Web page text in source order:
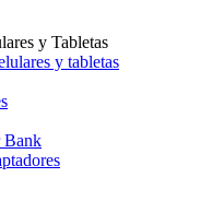
y Tabletas
y tabletas
Bank